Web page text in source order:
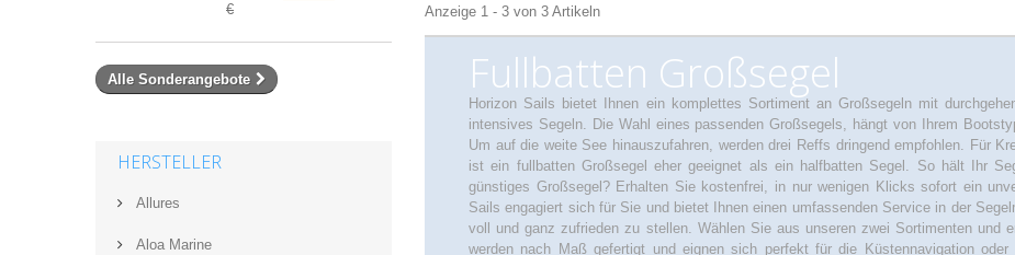
€
Alle Sonderangebote
HERSTELLER
Allures
Aloa Marine
Anzeige 1 - 3 von 3 Artikeln
Fullbatten Großsegel
Horizon Sails bietet Ihnen ein komplettes Sortiment an Großsegeln mit
intensives Segeln. Die Wahl eines passenden Großsegels, hängt von Ihrem
Um auf die weite See hinauszufahren, werden drei Reffs dringend empfohlen. Für
ist ein fullbatten Großsegel eher geeignet als ein halfbatten Segel. So hält Ihr
günstiges Großsegel? Erhalten Sie kostenfrei, in nur wenigen Klicks sofort ein
Sails engagiert sich für Sie und bietet Ihnen einen umfassenden Service in der
voll und ganz zufrieden zu stellen. Wählen Sie aus unseren zwei Sortimenten und
werden nach Maß gefertigt und eignen sich perfekt für die Küstennavigation